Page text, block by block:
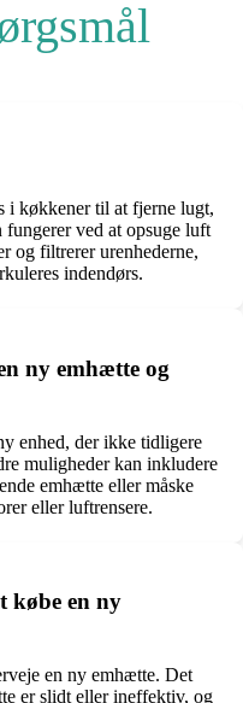
i køkkener til at fjerne lugt,
ved at opsuge luft
og filtrerer urenhederne,
indendørs.
ny emhætte og
enhed, der ikke tidligere
muligheder kan inkludere
emhætte eller måske
eller luftrensere.
købe en ny
en ny emhætte. Det
er slidt eller ineffektiv, og